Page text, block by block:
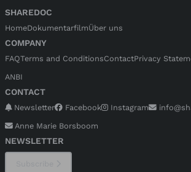
SHAREDOC
HomeDokumentarfilmÜber uns
COMPANY
FAQTerms and ConditionsContactPrivacy
ANBI
CONTACT
Newsletter Facebook Instagram
Anne Marie Borsboom
NEWSLETTER